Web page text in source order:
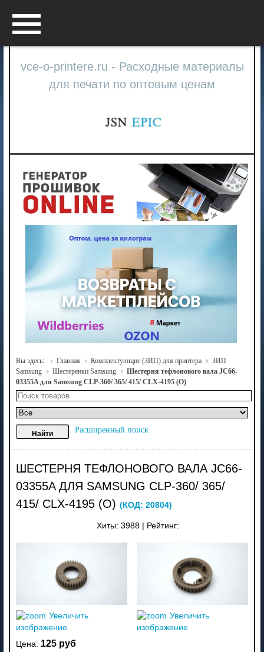
vce-o-printere.ru - Расходные материалы
для печати по оптовым ценам
Вы здесь: Главная Комплектующие (ЗИП) для принтера
ЗИП
Samsung
Шестеренки Samsung
Шестерня тефлонового вала JC66-
03355A для Samsung CLP-360/ 365/ 415/ CLX-4195 (О)
Расширенный поиск
ШЕСТЕРНЯ ТЕФЛОНОВОГО ВАЛА JC66-
03355A ДЛЯ SAMSUNG CLP-360/ 365/
415/ CLX-4195 (О) (КОД: 20804)
Хиты: 3988 Рейтинг:
Увеличить
изображение
Увеличить
изображение
Цена: 125 руб